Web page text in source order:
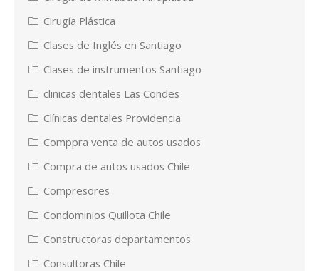
Cirugía Plástica
Clases de Inglés en Santiago
Clases de instrumentos Santiago
clinicas dentales Las Condes
Clínicas dentales Providencia
Comppra venta de autos usados
Compra de autos usados Chile
Compresores
Condominios Quillota Chile
Constructoras departamentos
Consultoras Chile